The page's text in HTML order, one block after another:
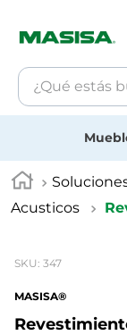
¿Qué estás
Acusticos
SKU: 347
MASISA®
1.
4.